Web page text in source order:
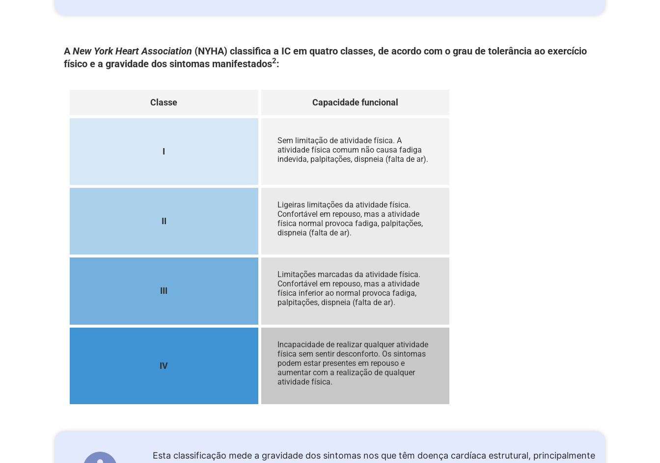
ANew York Heart Association (NYHA) classifica a IC em quatro classes, de acordo com o grau de tolerância ao exercício
físico e a gravidade dos sintomas manifestados2:
Classe Capacidade funcional
I
Sem limitação de atividade física. A
atividade física comum não causa fadiga
indevida, palpitações, dispneia (falta de ar).
II
Ligeiras limitações da atividade física.
Confortável em repouso, mas a atividade
física normal provoca fadiga, palpitações,
dispneia (falta de ar).
III
Limitações marcadas da atividade física.
Confortável em repouso, mas a atividade
física inferior ao normal provoca fadiga,
palpitações, dispneia (falta de ar).
IV
Incapacidade de realizar qualquer atividade
física sem sentir desconforto. Os sintomas
podem estar presentes em repouso e
aumentar com a realização de qualquer
atividade física.
Esta classificação mede a gravidade dos sintomas nos que têm doença cardíaca estrutural, principalmente